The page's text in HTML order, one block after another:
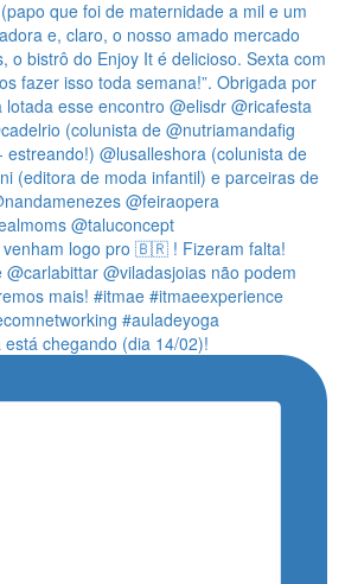
está chegando (dia 14/02)!